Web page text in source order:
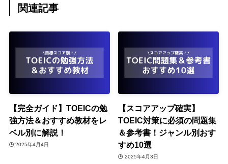
関連記事
【完全ガイド】TOEICの勉
強方法＆おすすめ教材をレ
ベル別に解説！
2025年4月4日
【スコアアップ確実】
TOEIC対策に必須の問題集
＆参考書！ジャンル別おす
すめ10選
2025年4月3日